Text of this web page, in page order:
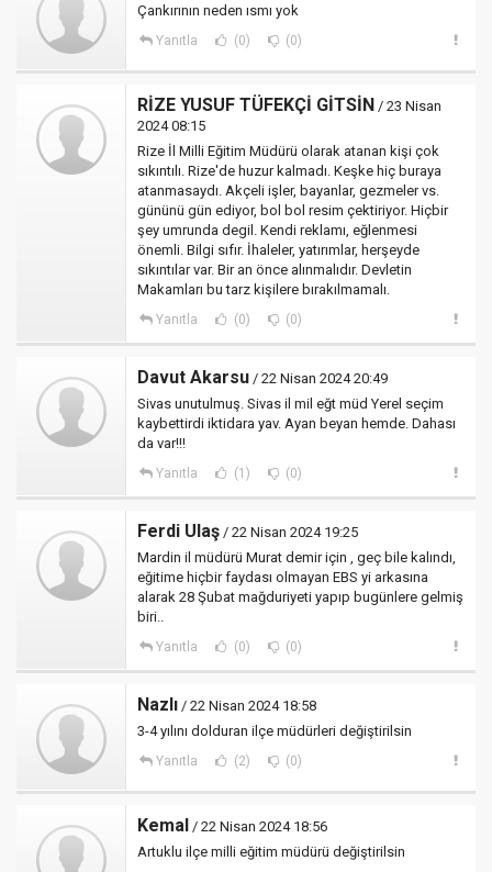
Çankırının neden ısmı yok
Yanıtla (0) (0)
RİZE YUSUF TÜFEKÇİ GİTSİN / 23 Nisan
2024 08:15
Rize İl Milli Eğitim Müdürü olarak atanan kişi çok
sıkıntılı. Rize'de huzur kalmadı. Keşke hiç buraya
atanmasaydı. Akçeli işler, bayanlar, gezmeler vs.
gününü gün ediyor, bol bol resim çektiriyor. Hiçbir
şey umrunda degil. Kendi reklamı, eğlenmesi
önemli. Bilgi sıfır. İhaleler, yatırımlar, herşeyde
sıkıntılar var. Bir an önce alınmalıdır. Devletin
Makamları bu tarz kişilere bırakılmamalı.
Yanıtla (0) (0)
Davut Akarsu / 22 Nisan 2024 20:49
Sivas unutulmuş. Sivas il mil eğt müd Yerel seçim
kaybettirdi iktidara yav. Ayan beyan hemde. Dahası
da var!!!
Yanıtla (1) (0)
Ferdi Ulaş / 22 Nisan 2024 19:25
Mardin il müdürü Murat demir için , geç bile kalındı,
eğitime hiçbir faydası olmayan EBS yi arkasına
alarak 28 Şubat mağduriyeti yapıp bugünlere gelmiş
biri..
Yanıtla (0) (0)
Nazlı / 22 Nisan 2024 18:58
3-4 yılını dolduran ilçe müdürleri değiştirilsin
Yanıtla (2) (0)
Kemal / 22 Nisan 2024 18:56
Artuklu ilçe milli eğitim müdürü değiştirilsin